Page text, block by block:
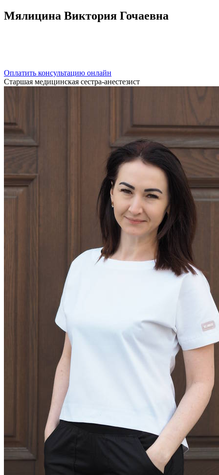
Мялицина Виктория Гочаевна
Оплатить консультацию онлайн
Старшая медицинская сестра-анестезист